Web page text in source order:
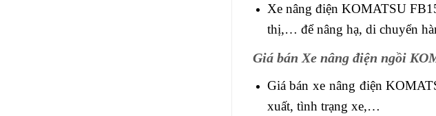
Xe nâng điện KOMATSU
thị,… để nâng hạ, di chuyển
Giá bán Xe nâng điện ngồi
Giá bán xe nâng điện
xuất, tình trạng xe,…